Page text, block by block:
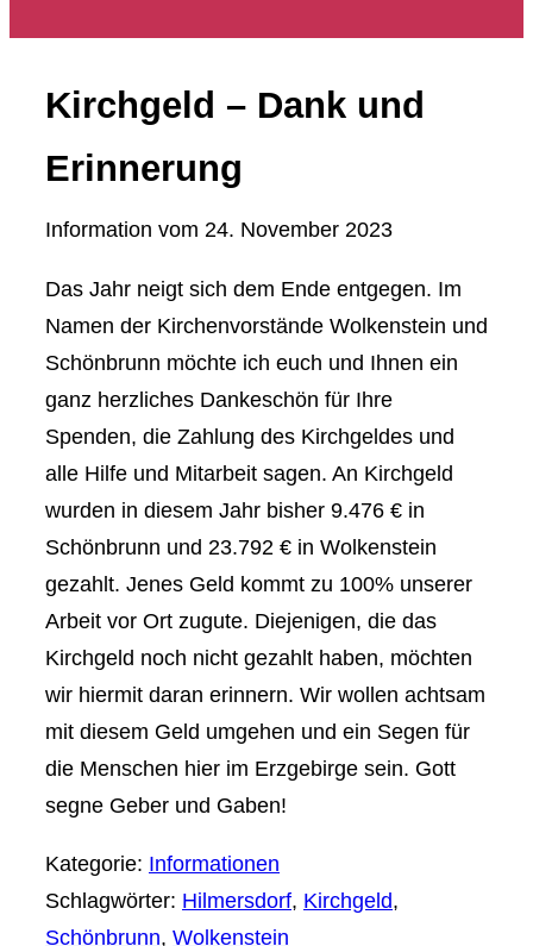
Kirchgeld – Dank und
Erinnerung
Information vom 24. November 2023
Das Jahr neigt sich dem Ende entgegen. Im
Namen der Kirchenvorstände Wolkenstein und
Schönbrunn möchte ich euch und Ihnen ein
ganz herzliches Dankeschön für Ihre
Spenden, die Zahlung des Kirchgeldes und
alle Hilfe und Mitarbeit sagen. An Kirchgeld
wurden in diesem Jahr bisher 9.476 € in
Schönbrunn und 23.792 € in Wolkenstein
gezahlt. Jenes Geld kommt zu 100% unserer
Arbeit vor Ort zugute. Diejenigen, die das
Kirchgeld noch nicht gezahlt haben, möchten
wir hiermit daran erinnern. Wir wollen achtsam
mit diesem Geld umgehen und ein Segen für
die Menschen hier im Erzgebirge sein. Gott
segne Geber und Gaben!
Kategorie: Informationen
Schlagwörter: Hilmersdorf, Kirchgeld,
Schönbrunn, Wolkenstein